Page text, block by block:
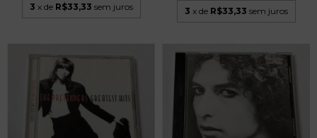
3 x de R$33,33 sem juros 3 x de R$33,33 sem juros